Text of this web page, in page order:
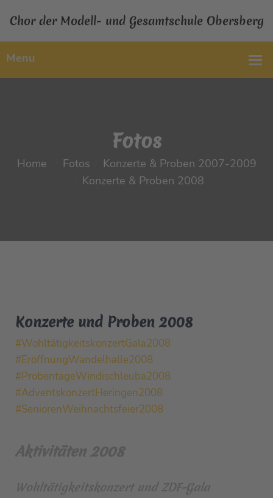
Chor der Modell- und Gesamtschule Obersberg
Fotos
Home Fotos
Konzerte & Proben 2007-2009
Konzerte & Proben 2008
Konzerte und Proben 2008
#WohltätigkeitskonzertGala2008
#EröffnungWandelhalle2008
#ProbentageWindischleuba2008
#AdventskonzertHeringen2008
#SeniorenWeihnachtsfeier2008
Aktivitäten 2008
Wohltätigkeitskonzert und ZDF-Gala